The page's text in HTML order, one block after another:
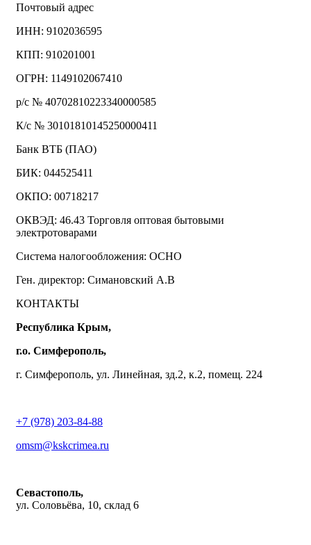
Почтовый адрес
ИНН: 9102036595
КПП: 910201001
ОГРН: 1149102067410
р/с № 40702810223340000585
К/с № 30101810145250000411
Банк ВТБ (ПАО)
БИК: 044525411
ОКПО: 00718217
ОКВЭД: 46.43 Торговля оптовая бытовыми
электротоварами
Система налогообложения: ОСНО
Ген. директор: Симановский А.В
КОНТАКТЫ
Республика Крым,
г.о. Симферополь,
г. Симферополь, ул. Линейная, зд.2, к.2, помещ. 224
+7 (978) 203-84-88
omsm@kskcrimea.ru
Севастополь,
ул. Соловьёва, 10, склад 6